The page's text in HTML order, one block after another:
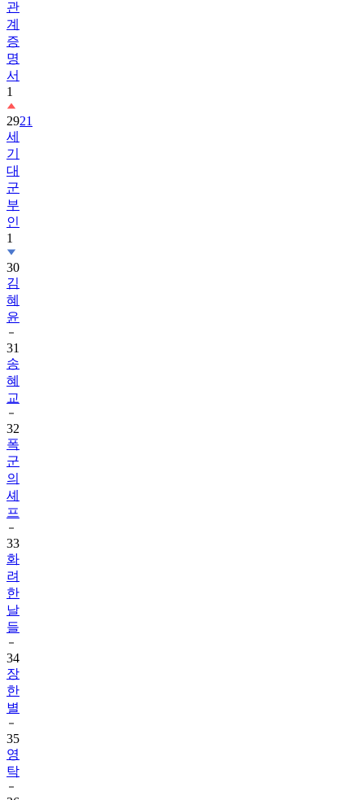
관
계
증
명
서
1
2921
세
기
대
군
부
인
1
30
김
혜
윤
31
송
혜
교
32
폭
군
의
셰
프
33
화
려
한
날
들
34
장
한
별
35
영
탁